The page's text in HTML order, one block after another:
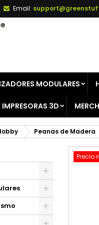
Email:
MODULARES
IMPRESORAS 3D
Peanas de Madera
Precio